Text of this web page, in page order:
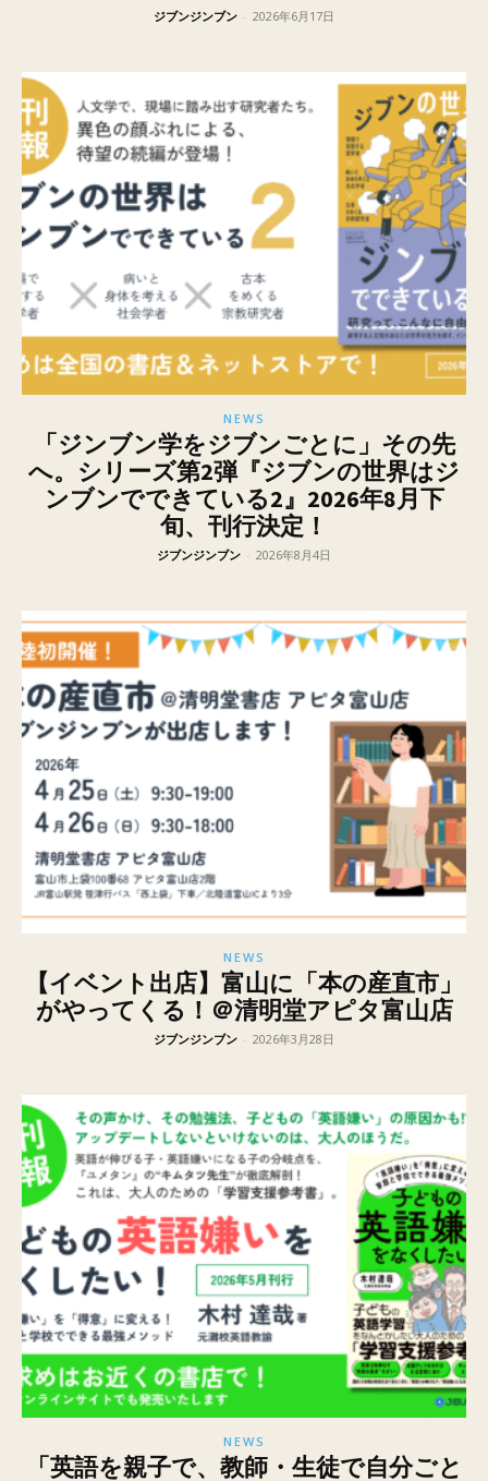
ジブンジンブン - 2026年6月17日
NEWS
「ジンブン学をジブンごとに」その先
へ。シリーズ第2弾『ジブンの世界はジ
ンブンでできている2』2026年8月下
旬、刊行決定！
ジブンジンブン - 2026年8月4日
NEWS
【イベント出店】富山に「本の産直市」
がやってくる！＠清明堂アピタ富山店
ジブンジンブン - 2026年3月28日
NEWS
「英語を親子で、教師・生徒で自分ごと